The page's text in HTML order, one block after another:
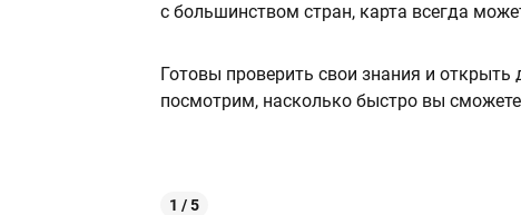
с большинством стран, карта всегда
Готовы проверить свои знания и
посмотрим, насколько быстро вы
1 / 5